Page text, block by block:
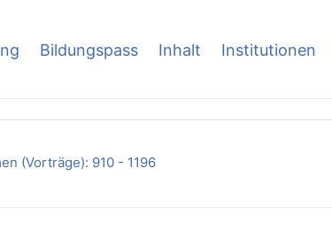
Bildungspass Inhalt Institutionen
(Vorträge): 910 - 1196